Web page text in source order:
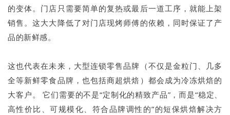
的变体。门店只需要简单的复热或最后一道工序，就能上架
销售。这大大降低了对门店现烤师傅的依赖，同时保证了产
品的新鲜感。
这也代表在未来，大型连锁零售品牌（不仅是金粒门、几多
全等新鲜零食品牌，也包括商超烘焙）都会成为冷冻烘焙的
大客户。 它们需要的不是“定制化的精致产品”，而是“稳定、
高性价比、可规模化、符合品牌调性的”的短保烘焙解决方